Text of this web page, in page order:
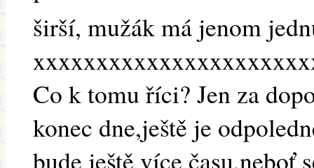
širší, mužák má jenom
Co k tomu říci? Jen za
konec dne,ještě je
bude ještě více času,neboť